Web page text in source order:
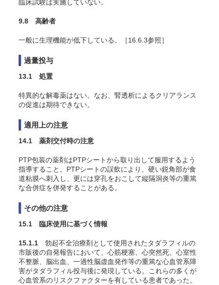
臨床試験は実施していない。
9.8 高齢者
一般に生理機能が低下している。［16.6.3参照］
過量投与
13.1 処置
特異的な解毒薬はない。なお、腎透析によるクリアランス
の促進は期待できない。
適用上の注意
14.1 薬剤交付時の注意
PTP包装の薬剤はPTPシートから取り出して服用するよう
指導すること。PTPシートの誤飲により、硬い鋭角部が食
道粘膜へ刺入し、更には穿孔をおこして縦隔洞炎等の重篤
な合併症を併発することがある。
その他の注意
15.1 臨床使用に基づく情報
15.1.1 勃起不全治療剤として使用されたタダラフィルの
市販後の自発報告において、心筋梗塞、心突然死、心室性
不整脈、脳出血、一過性脳虚血発作等の重篤な心血管系障
害がタダラフィル投与後に発現している。これらの多くが
心血管系のリスクファクターを有している患者であった。